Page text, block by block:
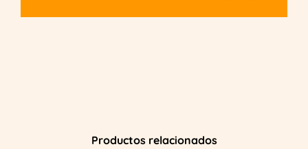
Productos relacionados